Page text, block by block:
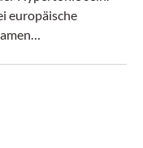
europäische